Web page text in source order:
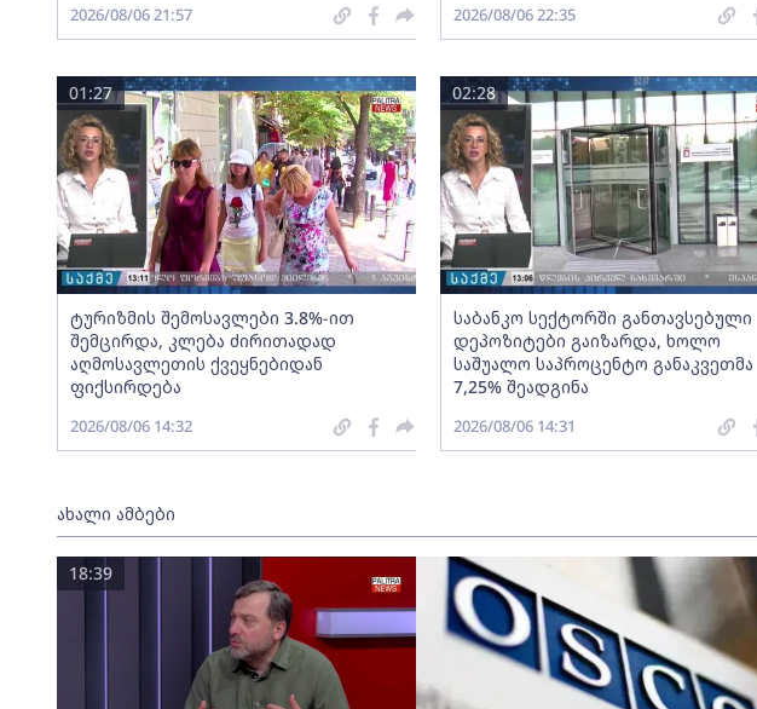
2026/08/06 21:57 2026/08/06 22:35
ტურიზმის შემოსავლები 3.8%-ით
შემცირდა, კლება ძირითადად
აღმოსავლეთის ქვეყნებიდან
ფიქსირდება
01:27
2026/08/06 14:32
საბანკო სექტორში განთავსებული
დეპოზიტები გაიზარდა, ხოლო
საშუალო საპროცენტო განაკვეთმა
7,25% შეადგინა
02:28
2026/08/06 14:31
ახალი ამბები
18:39